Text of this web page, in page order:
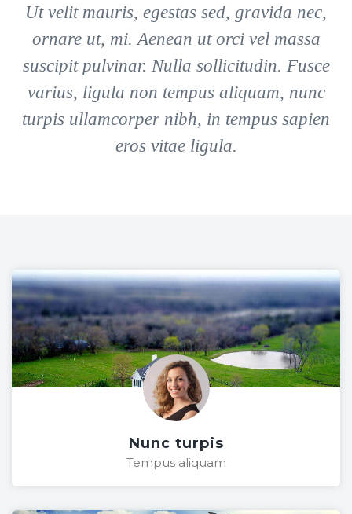
Ut velit mauris, egestas sed, gravida nec,
ornare ut, mi. Aenean ut orci vel massa
suscipit pulvinar. Nulla sollicitudin. Fusce
varius, ligula non tempus aliquam, nunc
turpis ullamcorper nibh, in tempus sapien
eros vitae ligula.
Nunc turpis
Tempus aliquam